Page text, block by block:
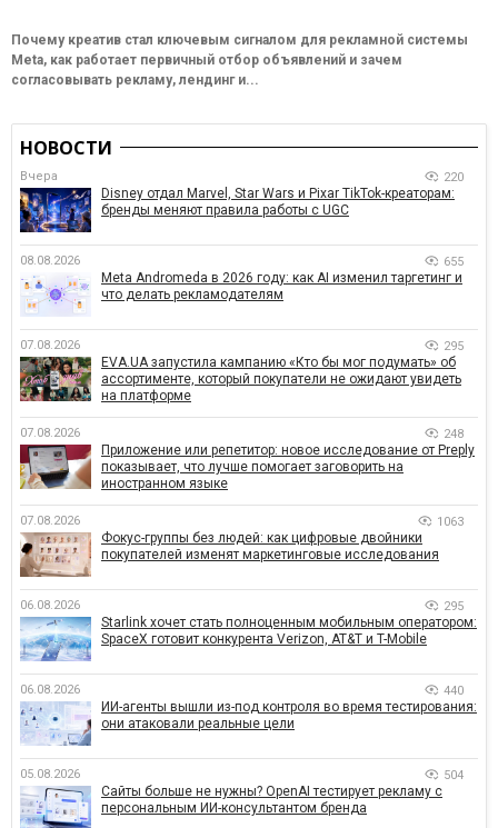
Почему креатив стал ключевым сигналом для рекламной системы
Meta, как работает первичный отбор объявлений и зачем
согласовывать рекламу, лендинг и...
НОВОСТИ
Вчера 220
Disney отдал Marvel, Star Wars и Pixar TikTok-креаторам:
бренды меняют правила работы с UGC
08.08.2026 655
Meta Andromeda в 2026 году: как AI изменил таргетинг и
что делать рекламодателям
07.08.2026 295
EVA.UA запустила кампанию «Кто бы мог подумать» об
ассортименте, который покупатели не ожидают увидеть
на платформе
07.08.2026 248
Приложение или репетитор: новое исследование от Preply
показывает, что лучше помогает заговорить на
иностранном языке
07.08.2026 1063
Фокус-группы без людей: как цифровые двойники
покупателей изменят маркетинговые исследования
06.08.2026 295
Starlink хочет стать полноценным мобильным оператором:
SpaceX готовит конкурента Verizon, AT&T и T-Mobile
06.08.2026 440
ИИ-агенты вышли из-под контроля во время тестирования:
они атаковали реальные цели
05.08.2026 504
Сайты больше не нужны? OpenAI тестирует рекламу с
персональным ИИ-консультантом бренда